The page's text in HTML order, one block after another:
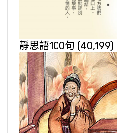
靜思語100句 (40,199)